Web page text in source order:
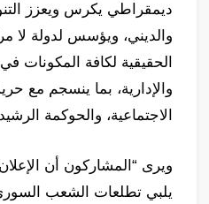
ديمقراطي يكرس ويعزز
والديني، ويؤسس لدولة لا
الحقيقية لكافة المكونات
والإدارية، بما ينسجم مع
الاجتماعية، والحوكمة
ويرى “المشاركون أن
يلبي تطلعات الشعب